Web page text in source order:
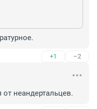
+1 –2
неандертальцев.